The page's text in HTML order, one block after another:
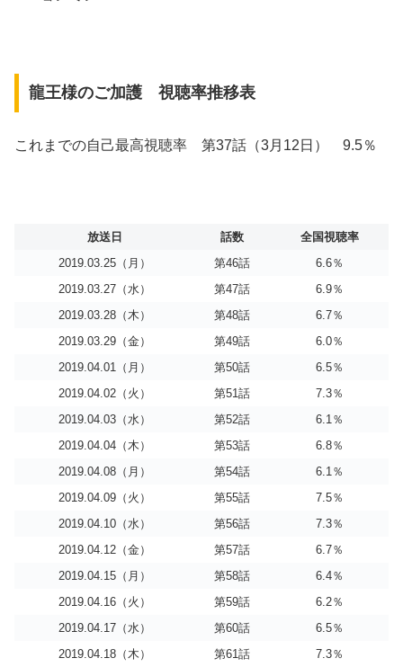
龍王様のご加護 視聴率推移表
これまでの自己最高視聴率 第37話（3月12日） 9.5％
放送日 話数
全国視聴率
2019.03.25（月）
第46話
6.6％
2019.03.27（水）
第47話
6.9％
2019.03.28（木）
第48話
6.7％
2019.03.29（金）
第49話
6.0％
2019.04.01（月）
第50話
6.5％
2019.04.02（火）
第51話
7.3％
2019.04.03（水）
第52話
6.1％
2019.04.04（木）
第53話
6.8％
2019.04.08（月）
第54話
6.1％
2019.04.09（火）
第55話
7.5％
2019.04.10（水）
第56話
7.3％
2019.04.12（金）
第57話
6.7％
2019.04.15（月）
第58話
6.4％
2019.04.16（火）
第59話
6.2％
2019.04.17（水）
第60話
6.5％
2019.04.18（木）
第61話
7.3％